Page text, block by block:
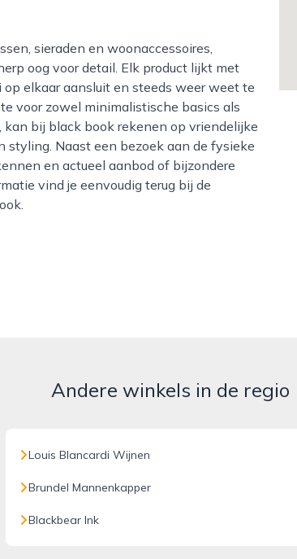
oog voor detail. Elk product lijkt met
elkaar aansluit en steeds weer weet te
voor zowel minimalistische basics als
bij black book rekenen op vriendelijke
styling. Naast een bezoek aan de fysieke
en actueel aanbod of bijzondere
vind je eenvoudig terug bij de
Andere winkels in de regio
Louis Blancardi Wijnen
Brundel Mannenkapper
Blackbear Ink